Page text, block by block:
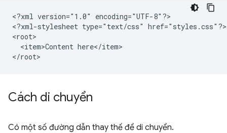
<?xml version="1.0"
encoding="UTF-8"?>
<?xml-stylesheet type="text/css" href="styles.css"?>
<item>Content here</item>
Cách di chuyển
Có một số đường dẫn thay thế để di chuyển.